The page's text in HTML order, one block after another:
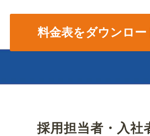
料金表をダウンロー
採用担当者・入社